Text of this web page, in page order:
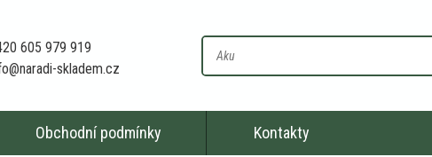
Obchodní podmínky Kontakty
605 979 919
skladem.cz